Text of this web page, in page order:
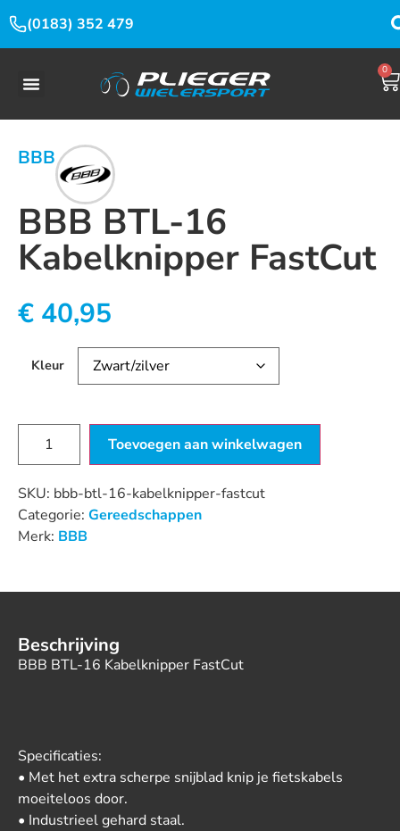
(0183) 352 479
0
BBB
BBB BTL-16
Kabelknipper FastCut
€ 40,95
Kleur
Toevoegen aan winkelwagen
SKU: bbb-btl-16-kabelknipper-fastcut
Categorie: Gereedschappen
Merk: BBB
Beschrijving
BBB BTL-16 Kabelknipper FastCut
Specificaties:
• Met het extra scherpe snijblad knip je fietskabels
moeiteloos door.
• Industrieel gehard staal.